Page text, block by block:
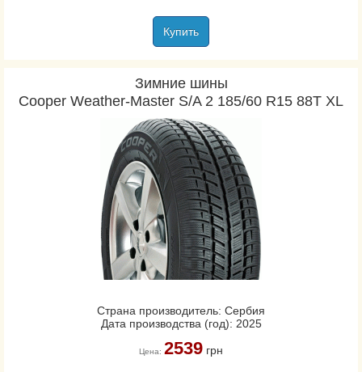
Купить
Зимние шины
Cooper Weather-Master S/A 2 185/60 R15 88T XL
Страна производитель: Сербия
Дата производства (год): 2025
Цена: 2539грн